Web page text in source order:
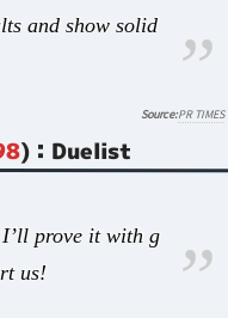
and show solid
PR TIMES
)：Duelist
prove it with g
us!